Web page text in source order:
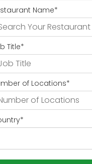
Name*
Title*
of Locations*
*